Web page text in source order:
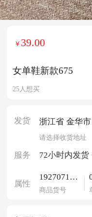
￥ 39.00
女单鞋新款675
25人想买
发货 浙江省 金华市
请选择收货地址
服务
72小时内发货
属性
192707195
40047777
商品货号